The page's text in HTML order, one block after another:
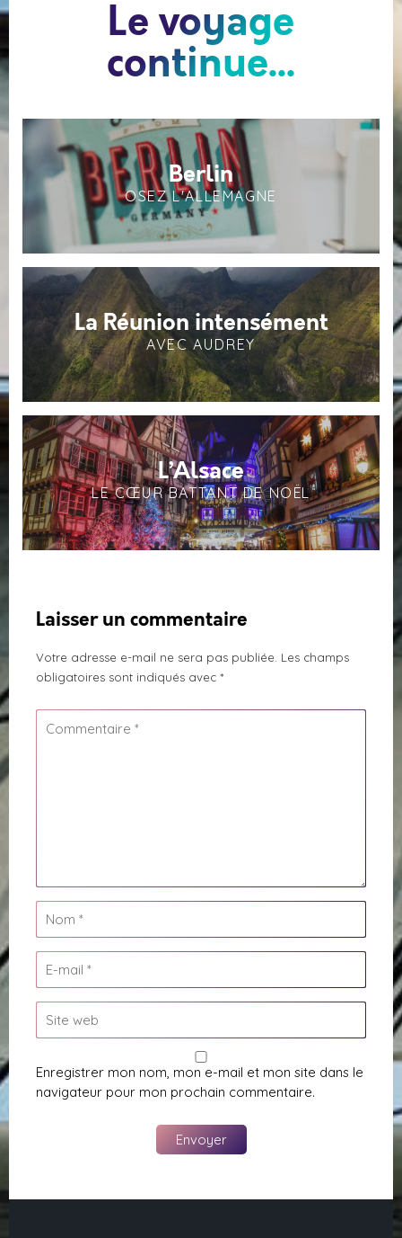
Le voyage
continue...
Berlin
OSEZ L'ALLEMAGNE
La Réunion intensément
AVEC AUDREY
L’Alsace
LE CŒUR BATTANT DE NOËL
Laisser un commentaire
Votre adresse e-mail ne sera pas publiée. Les champs
obligatoires sont indiqués avec *
Enregistrer mon nom, mon e-mail et mon site dans le
navigateur pour mon prochain commentaire.